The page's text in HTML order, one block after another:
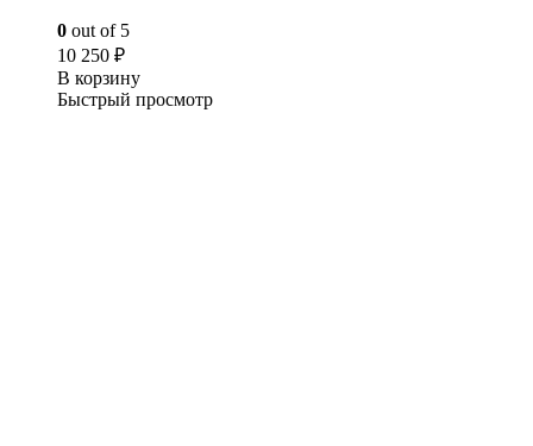
0 out of 5
10 250 ₽
В корзину
Быстрый просмотр